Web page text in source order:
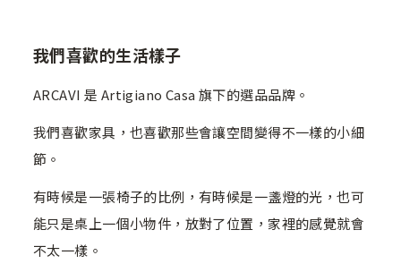
我們喜歡的生活樣子
ARCAVI 是 Artigiano Casa 旗下的選品品牌。
我們喜歡家具，也喜歡那些會讓空間變得不一樣的小細
節。
有時候是一張椅子的比例，有時候是一盞燈的光，也可
能只是桌上一個小物件，放對了位置，家裡的感覺就會
不太一樣。